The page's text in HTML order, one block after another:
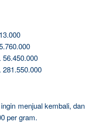
menjual kembali, dan
per gram.